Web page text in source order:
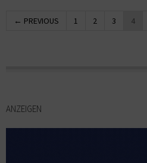
← PREVIOUS 1 2 3 4
ANZEIGEN